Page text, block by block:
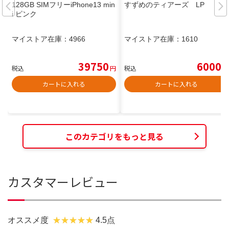
128GB SIMフリーiPhone13 min
i ピンク
マイストア在庫： 4966
税込 39750円
カートに入れる
すずめのティアーズ LP
マイストア在庫： 1610
税込 6000
カートに入れる
このカテゴリをもっと見る
カスタマーレビュー
オススメ度 4.5点